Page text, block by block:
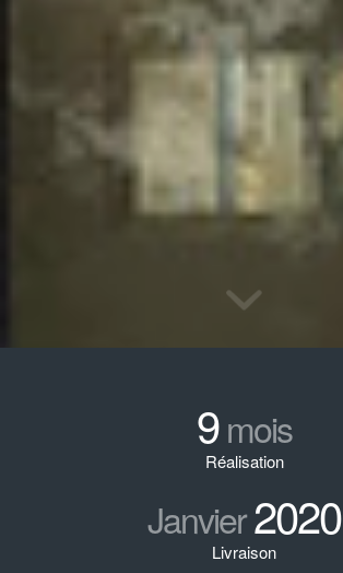
9mois
Réalisation
Janvier2020
Livraison